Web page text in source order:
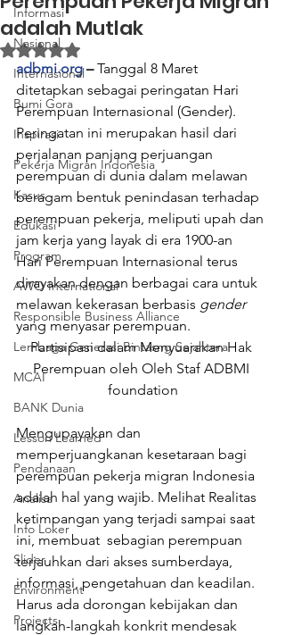
Informasi
Nasional
Internasional
Bumi Gora
Inspirasi
Pekerja Migran Indonesia
Kasus
Edukasi
Program
AWO International
Responsible Business Alliance
Lembaga Generasi Bintasng Sejahtera
MCAI
BANK Dunia
Lesson Learned
Pendanaan
Analisa
Info Loker
Slider
Environment
Projects
adalah Mutlak
Dinilai NaN dari 5 bintang.
adbmi.org – Tanggal 8 Maret
ditetapkan sebagai peringatan Hari
Perempuan Internasional (Gender).
Peringatan ini merupakan hasil dari
perjalanan panjang perjuangan
perempuan di dunia dalam melawan
beragam bentuk penindasan terhadap
perempuan pekerja, meliputi upah dan
jam kerja yang layak di era 1900-an
Hari Perempuan Internasional terus
dirayakan dengan berbagai cara untuk
melawan kekerasan berbasis gender
yang menyasar perempuan.
Partisipasi dalam Menyuarakan Hak
Perempuan oleh Oleh Staf ADBMI
foundation
Mengupayakan dan
memperjuangkanan kesetaraan bagi
perempuan pekerja migran Indonesia
adalah hal yang wajib. Melihat Realitas
ketimpangan yang terjadi sampai saat
ini, membuat  sebagian perempuan
terjauhkan dari akses sumberdaya,
informasi, pengetahuan dan keadilan.
Harus ada dorongan kebijakan dan
langkah-langkah konkrit mendesak